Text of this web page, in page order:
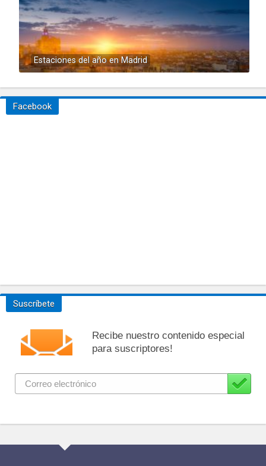
Estaciones del año en Madrid
Facebook
Suscríbete
Recibe nuestro contenido especial
para suscriptores!